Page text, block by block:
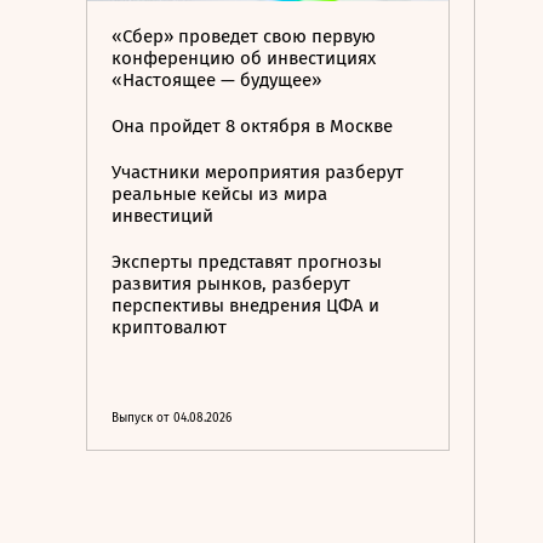
«Сбер» проведет свою первую
конференцию об инвестициях
«Настоящее — будущее»
Она пройдет 8 октября в Москве
Участники мероприятия разберут
реальные кейсы из мира
инвестиций
Эксперты представят прогнозы
развития рынков, разберут
перспективы внедрения ЦФА и
криптовалют
Выпуск от 04.08.2026